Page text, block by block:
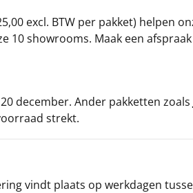
excl. BTW per pakket) helpen
10 showrooms. Maak een
december. Ander pakketten zoals
strekt.
vindt plaats op werkdagen